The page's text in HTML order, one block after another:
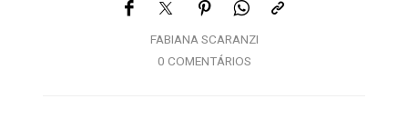
FABIANA SCARANZI
0 COMENTÁRIOS